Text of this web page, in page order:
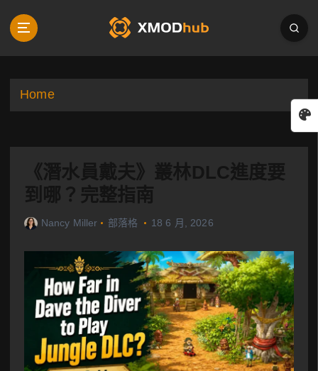
p
Home
《潛水員戴夫》叢林DLC進度要
到哪？完整指南
Nancy Miller 部落格 18 6 月, 2026